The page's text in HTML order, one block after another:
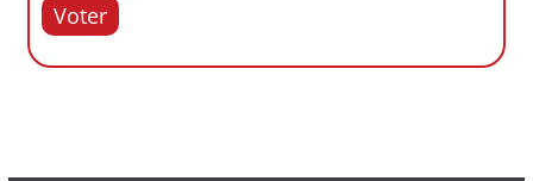
Voter